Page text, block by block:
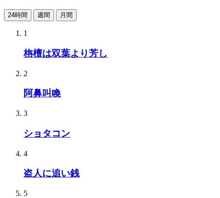
24時間 週間 月間
1
栴檀は双葉より芳し
2
阿鼻叫喚
3
ショタコン
4
盗人に追い銭
5